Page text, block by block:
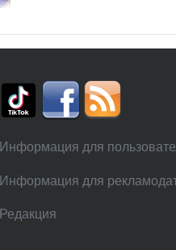
Информация для
Информация для
Редакция